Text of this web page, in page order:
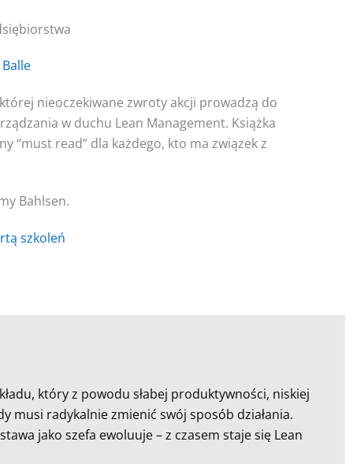
nieoczekiwane zwroty akcji prowadzą do
w duchu Lean Management. Książka
“must read” dla każdego, kto ma związek z
Bahlsen.
szkoleń
który z powodu słabej produktywności, niskiej
musi radykalnie zmienić swój sposób działania.
jako szefa ewoluuje – z czasem staje się Lean